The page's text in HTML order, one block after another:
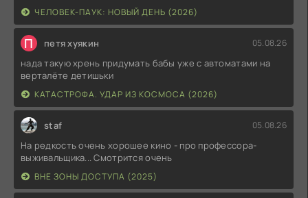
ЧЕЛОВЕК-ПАУК: НОВЫЙ ДЕНЬ (2026)
П петя хуякин 05.08.26
нада такую хрень придумать бабы уже с автоматами на
верталёте детишьки
КАТАСТРОФА. УДАР ИЗ КОСМОСА (2026)
staf 05.08.26
На редкость очень хорошее кино - про профессора-
выживальщика... Смотрится очень
ВНЕ ЗОНЫ ДОСТУПА (2025)